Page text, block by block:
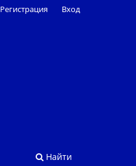
Найти
Регистрация Вход